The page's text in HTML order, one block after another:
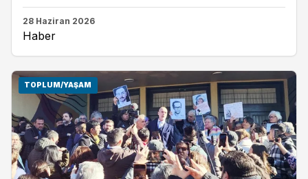
28 Haziran 2026
Haber
TOPLUM/YAŞAM